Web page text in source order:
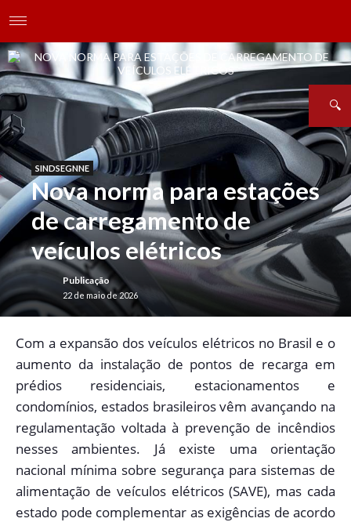
SINDSEGNNE
Nova norma para estações
de carregamento de
veículos elétricos
Publicação
22 de maio de 2026
Com a expansão dos veículos elétricos no Brasil e o
aumento da instalação de pontos de recarga em
prédios residenciais, estacionamentos e
condomínios, estados brasileiros vêm avançando na
regulamentação voltada à prevenção de incêndios
nesses ambientes. Já existe uma orientação
nacional mínima sobre segurança para sistemas de
alimentação de veículos elétricos (SAVE), mas cada
estado pode complementar as exigências de acordo